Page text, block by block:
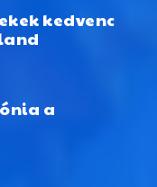
kedvenc
a